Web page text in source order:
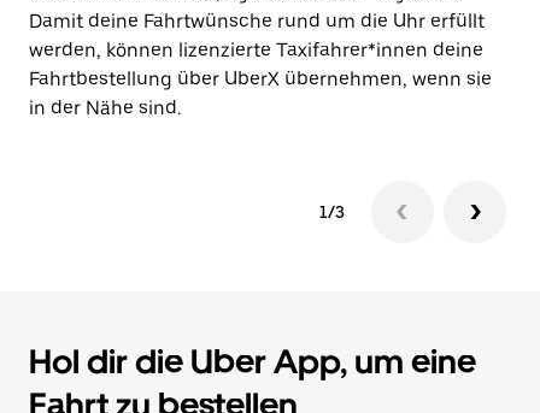
Damit deine Fahrtwünsche rund um die Uhr erfüllt
werden, können lizenzierte Taxifahrer*innen deine
Fahrtbestellung über UberX übernehmen, wenn sie
in der Nähe sind.
1/3
Hol dir die Uber App, um eine
Fahrt zu bestellen